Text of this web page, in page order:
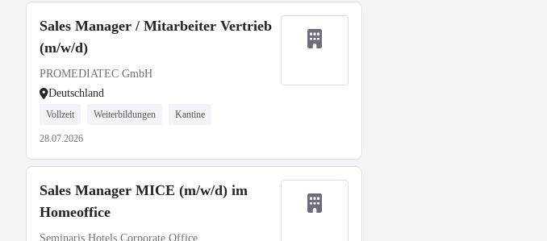
Sales Manager / Mitarbeiter Vertrieb
(m/w/d)
PROMEDIATEC GmbH
Deutschland
Vollzeit Weiterbildungen Kantine
28.07.2026
Sales Manager MICE (m/w/d) im
Homeoffice
Seminaris Hotels Corporate Office